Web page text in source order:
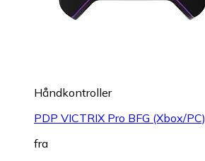
Håndkontroller
PDP VICTRIX Pro BFG (Xbox/PC)
fra